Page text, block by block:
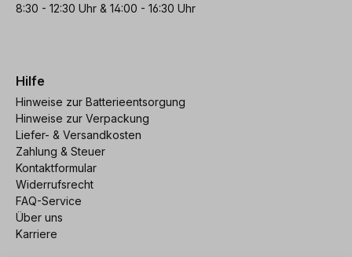
8:30 - 12:30 Uhr & 14:00 - 16:30 Uhr
Hilfe
Hinweise zur Batterieentsorgung
Hinweise zur Verpackung
Liefer- & Versandkosten
Zahlung & Steuer
Kontaktformular
Widerrufsrecht
FAQ-Service
Über uns
Karriere